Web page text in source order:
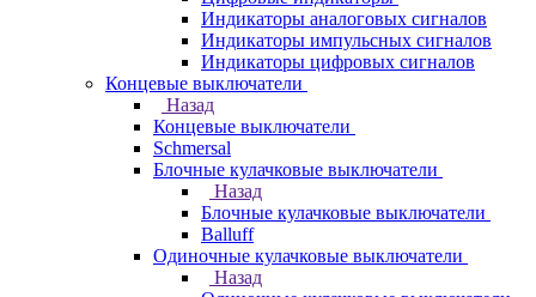
Индикаторы аналоговых сигналов
Индикаторы импульсных сигналов
Индикаторы цифровых сигналов
Концевые выключатели
Назад
Концевые выключатели
Schmersal
Блочные кулачковые выключатели
Назад
Блочные кулачковые выключатели
Balluff
Одиночные кулачковые выключатели
Назад